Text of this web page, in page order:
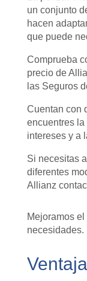
un conjunto
hacen
que puede
Comprueba
precio de
las Seguros
Cuentan con
encuentres
intereses y a
Si necesitas
diferentes
Allianz
Mejoramos
necesidades.